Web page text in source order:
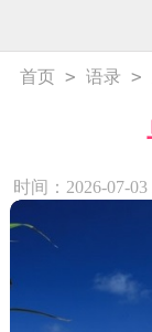
首页 > 语录 >
时间：2026-07-03